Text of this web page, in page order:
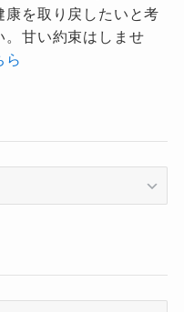
を取り戻したいと考
。甘い約束はしませ
ら